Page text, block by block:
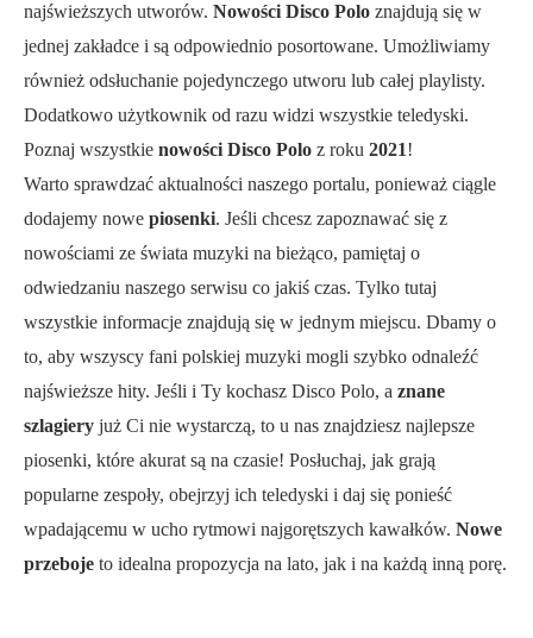
najświeższych utworów. Nowości Disco Polo znajdują się w
jednej zakładce i są odpowiednio posortowane. Umożliwiamy
również odsłuchanie pojedynczego utworu lub całej playlisty.
Dodatkowo użytkownik od razu widzi wszystkie teledyski.
Poznaj wszystkie nowości Disco Polo z roku 2021!
Warto sprawdzać aktualności naszego portalu, ponieważ ciągle
dodajemy nowe piosenki. Jeśli chcesz zapoznawać się z
nowościami ze świata muzyki na bieżąco, pamiętaj o
odwiedzaniu naszego serwisu co jakiś czas. Tylko tutaj
wszystkie informacje znajdują się w jednym miejscu. Dbamy o
to, aby wszyscy fani polskiej muzyki mogli szybko odnaleźć
najświeższe hity. Jeśli i Ty kochasz Disco Polo, a znane
szlagiery już Ci nie wystarczą, to u nas znajdziesz najlepsze
piosenki, które akurat są na czasie! Posłuchaj, jak grają
popularne zespoły, obejrzyj ich teledyski i daj się ponieść
wpadającemu w ucho rytmowi najgorętszych kawałków. Nowe
przeboje to idealna propozycja na lato, jak i na każdą inną porę.